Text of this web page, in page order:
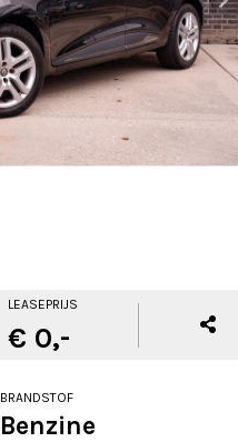
LEASEPRIJS
€ 0,-
BRANDSTOF
Benzine